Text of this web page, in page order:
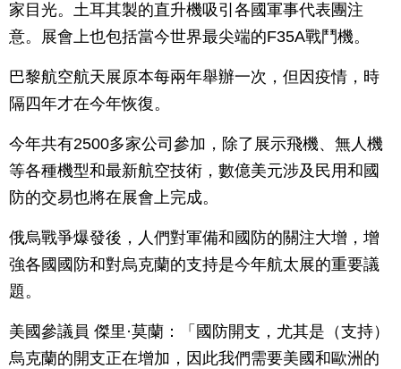
家目光。土耳其製的直升機吸引各國軍事代表團注
意。展會上也包括當今世界最尖端的F35A戰鬥機。
巴黎航空航天展原本每兩年舉辦一次，但因疫情，時
隔四年才在今年恢復。
今年共有2500多家公司參加，除了展示飛機、無人機
等各種機型和最新航空技術，數億美元涉及民用和國
防的交易也將在展會上完成。
俄烏戰爭爆發後，人們對軍備和國防的關注大增，增
強各國國防和對烏克蘭的支持是今年航太展的重要議
題。
美國參議員 傑里·莫蘭：「國防開支，尤其是（支持）
烏克蘭的開支正在增加，因此我們需要美國和歐洲的